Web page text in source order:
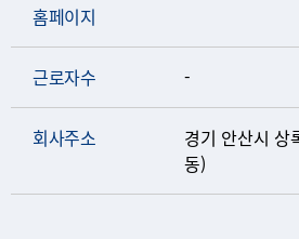
홈페이지
근로자수 -
회사주소
경기 안산시 상
동)